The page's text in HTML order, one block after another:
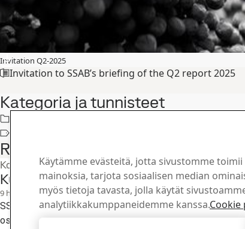
Invitation Q2-2025
Invitation to SSAB’s briefing of the Q2 report 2025
Kategoria ja tunnisteet
Related articles
Konsernin lehdistötiedotteet
Kutsu SSAB:n Q2 2025
9 heinä Toinen neljännes, Kutsu, Sijoittajat
SSAB järjestää analyytikko- ja mediatilaisuuden klo 9.30
osavuosikatsauksensa 1.1.-30.6.2025 julkaisupäivänä
Käytämme evästeitä, jotta sivustomme
mainoksia, tarjota sosiaalisen median
myös tietoja tavasta, jolla käytät
analytiikkakumppaneidemme kanssa.Cookie